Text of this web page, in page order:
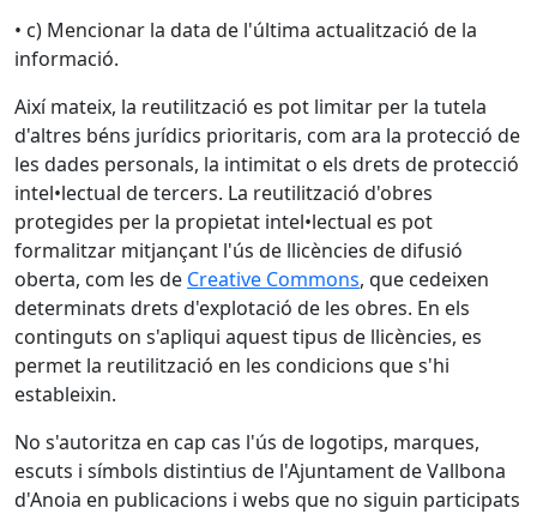
• c) Mencionar la data de l'última actualització de la
informació.
Així mateix, la reutilització es pot limitar per la tutela
d'altres béns jurídics prioritaris, com ara la protecció de
les dades personals, la intimitat o els drets de protecció
intel•lectual de tercers. La reutilització d'obres
protegides per la propietat intel•lectual es pot
formalitzar mitjançant l'ús de llicències de difusió
oberta, com les de Creative Commons, que cedeixen
determinats drets d'explotació de les obres. En els
continguts on s'apliqui aquest tipus de llicències, es
permet la reutilització en les condicions que s'hi
estableixin.
No s'autoritza en cap cas l'ús de logotips, marques,
escuts i símbols distintius de l'Ajuntament de Vallbona
d'Anoia en publicacions i webs que no siguin participats